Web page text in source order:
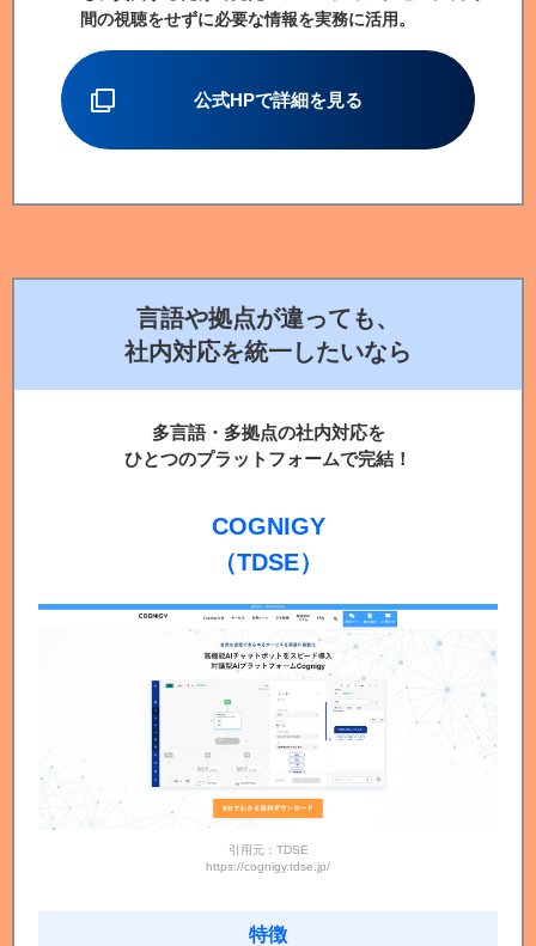
間の視聴をせずに必要な情報を実務に活用。
公式HPで詳細を見る
言語や拠点が違っても、
社内対応を統一したいなら
多言語・多拠点の社内対応を
ひとつのプラットフォームで完結！
COGNIGY
（TDSE）
引用元：TDSE
https://cognigy.tdse.jp/
特徴